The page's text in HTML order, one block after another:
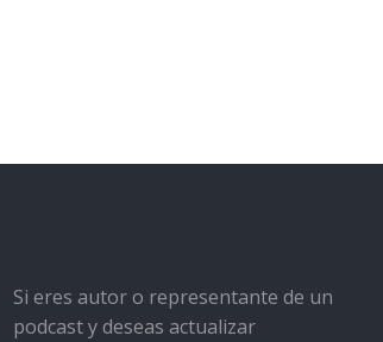
Si eres autor o representante de un
podcast y deseas actualizar